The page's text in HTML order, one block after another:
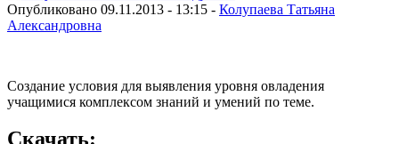
Опубликовано 09.11.2013 - 13:15 - Колупаева Татьяна
Александровна
Cоздание условия для выявления уровня овладения
учащимися комплексом знаний и умений по теме.
Скачать: